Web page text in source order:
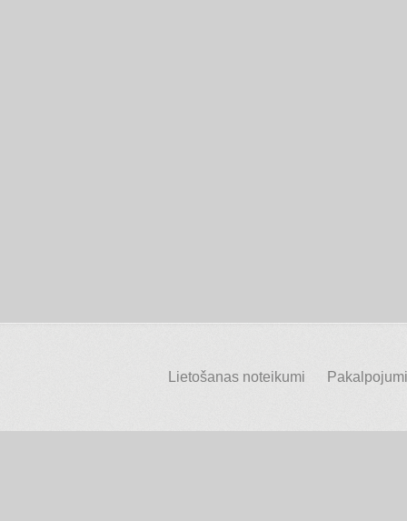
Lietošanas noteikumi